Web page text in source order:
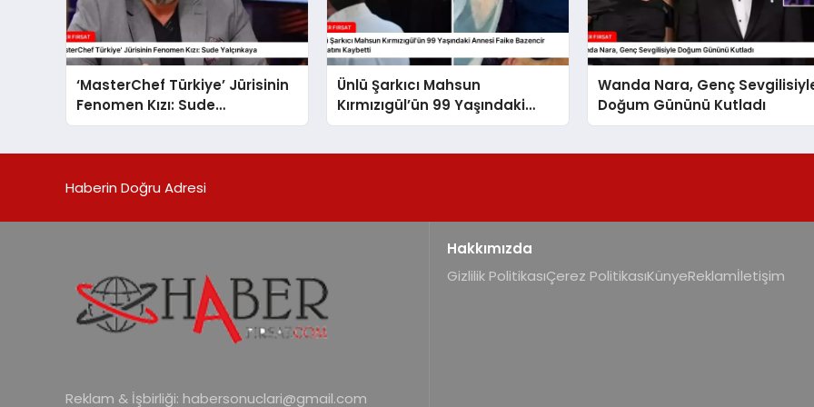
‘MasterChef Türkiye’ Jürisinin
Fenomen Kızı: Sude
Yalçınkaya
Ünlü Şarkıcı Mahsun
Kırmızıgül’ün 99 Yaşındaki
Annesi Faike Bazencir
Wanda Nara, Genç
Doğum Gününü Kutladı
Haberin Doğru Adresi
Reklam & İşbirliği: habersonuclari@gmail.com
Hakkımızda
Gizlilik PolitikasıÇerez PolitikasıKünyeReklamİletişim